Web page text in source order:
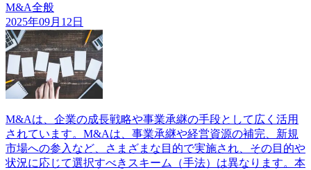
M&A全般
2025年09月12日
M&Aは、企業の成長戦略や事業承継の手段として広く活用
されています。M&Aは、事業承継や経営資源の補完、新規
市場への参入など、さまざまな目的で実施され、その目的や
状況に応じて選択すべきスキーム（手法）は異なります。本